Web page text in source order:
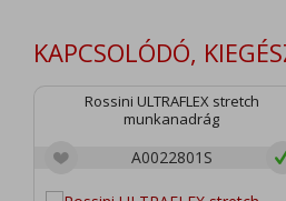
KAPCSOLÓDÓ,
Rossini ULTRAFLEX stretch
munkanadrág
A0022801S